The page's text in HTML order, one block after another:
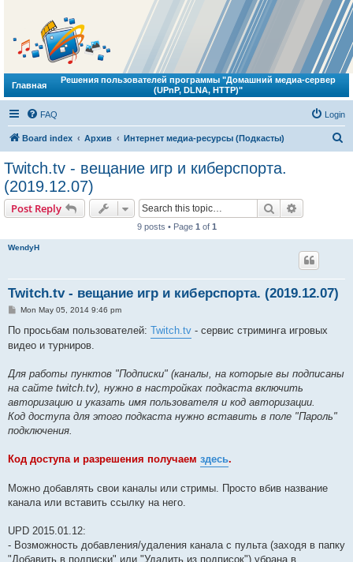
Главная
Решения пользователей программы "Домашний медиа-сервер
(UPnP, DLNA, HTTP)"
FAQ Login
Board index Архив Интернет медиа-ресурсы (Подкасты)
Twitch.tv - вещание игр и киберспорта.
(2019.12.07)
Post Reply Search
9 posts • Page 1 of 1
WendyH
Twitch.tv - вещание игр и киберспорта. (2019.12.07)
P
s
Mon May 05, 2014 9:46 pm
По просьбам пользователей: Twitch.tv - сервис стриминга игровых
видео и турниров.
Для работы пунктов "Подписки" (каналы, на которые вы подписаны
на сайте twitch.tv), нужно в настройках подкаста включить
авторизацию и указать имя пользователя и код авторизации.
Код доступа для этого подкаста нужно вставить в поле "Пароль"
подключения.
Код доступа и разрешения получаем здесь.
Можно добавлять свои каналы или стримы. Просто вбив название
канала или вставить ссылку на него.
UPD 2015.01.12:
- Возможность добавления/удаления канала с пульта (заходя в папку
"Добавить в подписки" или "Удалить из подписок") убрана в